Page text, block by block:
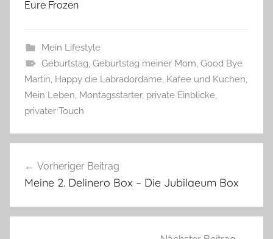
Eure Frozen
Mein Lifestyle
Geburtstag, Geburtstag meiner Mom, Good Bye
Martin, Happy die Labradordame, Kafee und Kuchen,
Mein Leben, Montagsstarter, private Einblicke,
privater Touch
Vorheriger Beitrag
Meine 2. Delinero Box – Die Jubilaeum Box